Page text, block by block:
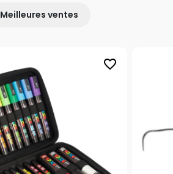
Meilleures ventes
favorite_border